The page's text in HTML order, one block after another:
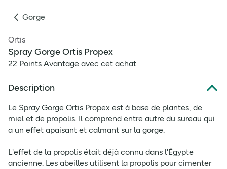
Gorge
Ortis
Spray Gorge Ortis Propex
22 Points Avantage avec cet achat
Description
Le Spray Gorge Ortis Propex est à base de plantes, de
miel et de propolis. Il comprend entre autre du sureau qui
a un effet apaisant et calmant sur la gorge.
L'effet de la propolis était déjà connu dans l'Égypte
ancienne. Les abeilles utilisent la propolis pour cimenter